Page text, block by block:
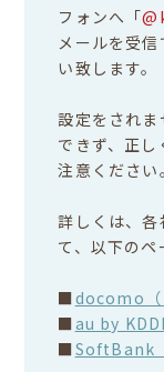
フォンへ「
メールを受
い致します。
設定をされ
できず、正
注意ください。
詳しくは、
て、以下のペ
■docomo（
■au by
■SoftBank